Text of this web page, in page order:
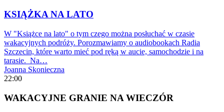
KSIĄŻKA NA LATO
W "Książce na lato" o tym czego można posłuchać w czasie
wakacyjnych podróży. Porozmawiamy o audiobookach Radia
Szczecin, które warto mieć pod ręką w aucie, samochodzie i na
tarasie. Na…
Joanna Skonieczna
22:00
WAKACYJNE GRANIE NA WIECZÓR